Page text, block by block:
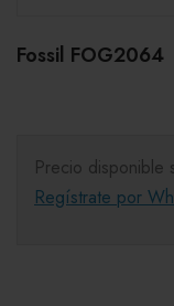
Fossil FOG2064
Precio disponible
Regístrate por